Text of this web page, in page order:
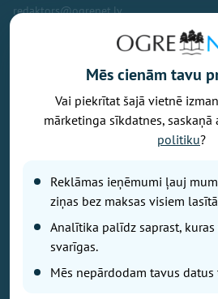
redaktors@ogrenet.lv
Vēlaties izteikt savu viedokli par
problēma, ko vēlaties apspriest
Jums aktuālu tēmu? Varbūt Jums
Izdevējs: SIA "Ogres Balss".
Juridiskā adrese: Lāčplēša iela 24
Ētikas kodeks
Mēs cienām tavu
Vai piekrītat šajā vietnē
mārketinga sīkdatnes, saskaņā
politiku?
Reklāmas ieņēmumi ļauj
ziņas bez maksas visiem
Analītika palīdz saprast, kuras
svarīgas.
Mēs nepārdodam tavus datus